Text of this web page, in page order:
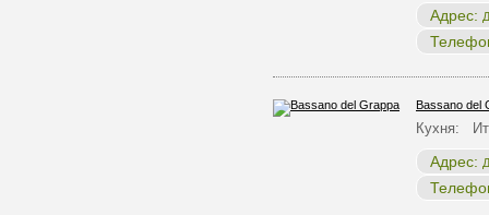
Адрес:
Bassano del
Кухня:
Адрес: